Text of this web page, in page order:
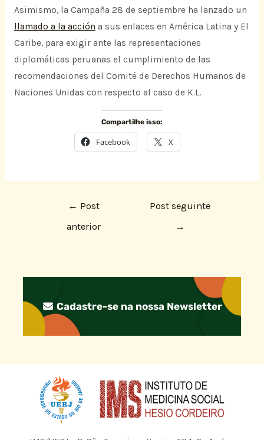
Asimismo, la Campaña 28 de septiembre ha lanzado un
llamado a la acción a sus enlaces en América Latina y El
Caribe, para exigir ante las representaciones
diplomáticas peruanas el cumplimiento de las
recomendaciones del Comité de Derechos Humanos de
Naciones Unidas con respecto al caso de K.L.
Compartilhe isso:
Facebook X
← Post
anterior
Post seguinte
→
Cadastre-se na nossa Newsletter